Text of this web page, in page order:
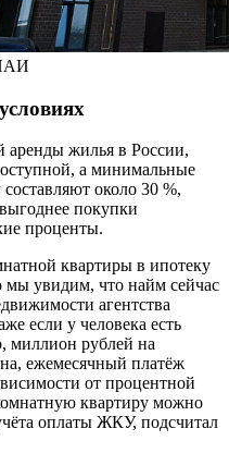
аренды жилья в России,
а минимальные
около 30 %,
покупки
проценты.
квартиры в ипотеку
увидим, что найм сейчас
агентства
если у человека есть
миллион рублей на
ежемесячный платёж
от процентной
квартиру можно
оплаты ЖКУ, подсчитал